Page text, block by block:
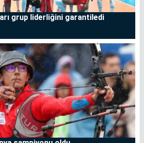
grup liderliğini garantiledi